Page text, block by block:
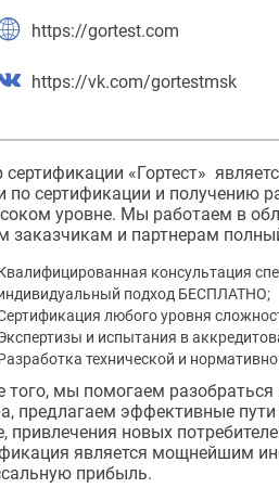
https://gortest.com
https://vk.com/gortestmsk
сертификации «Гортест»
по сертификации и получению
уровне. Мы работаем в
заказчикам и партнерам
консультация
подход БЕСПЛАТНО;
любого уровня
и испытания в
технической и
того, мы помогаем
предлагаем эффективные
привлечения новых
является мощнейшим
прибыль.